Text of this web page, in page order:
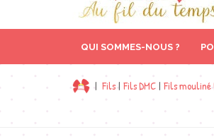
QUI SOMMES-NOUS ?
| Fils| Fils DMC| Fils mouliné